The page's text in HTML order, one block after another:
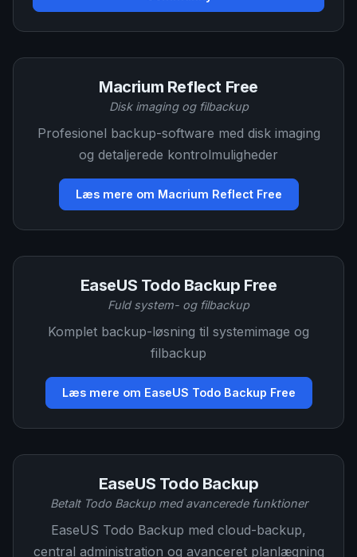
Macrium Reflect Free
Disk imaging og filbackup
Profesionel backup-software med disk imaging
og detaljerede kontrolmuligheder
Læs mere om Macrium Reflect Free
EaseUS Todo Backup Free
Fuld system- og filbackup
Komplet backup-løsning til systemimage og
filbackup
Læs mere om EaseUS Todo Backup Free
EaseUS Todo Backup
Betalt Todo Backup med avancerede funktioner
EaseUS Todo Backup med cloud-backup,
central administration og avanceret planlægning